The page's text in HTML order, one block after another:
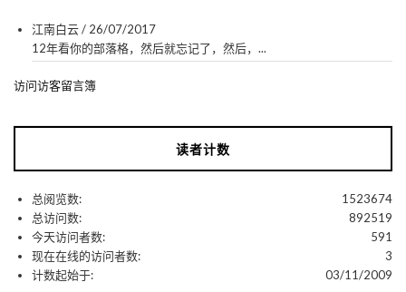
江南白云/ 26/07/2017
12年看你的部落格，然后就忘记了，然后，...
访问访客留言簿
读者计数
1523674
总阅览数:
892519
总访问数:
591
今天访问者数:
3
现在在线的访问者数:
03/11/2009
计数起始于: